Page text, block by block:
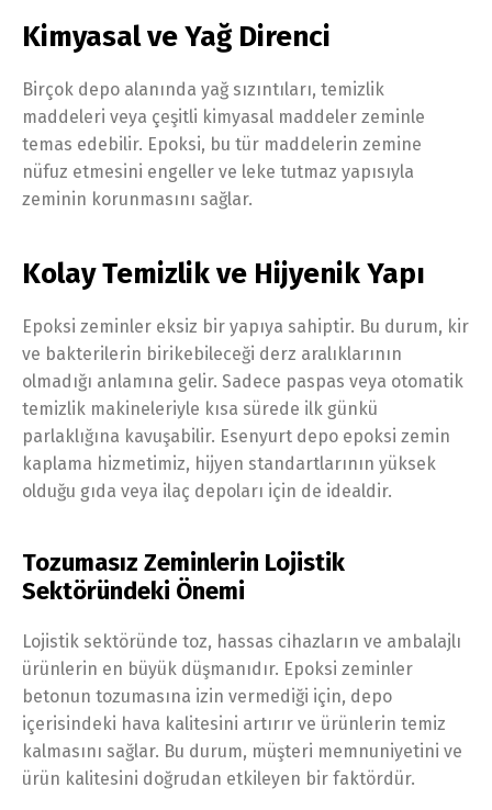
Kimyasal ve Yağ Direnci
Birçok depo alanında yağ sızıntıları, temizlik
maddeleri veya çeşitli kimyasal maddeler zeminle
temas edebilir. Epoksi, bu tür maddelerin zemine
nüfuz etmesini engeller ve leke tutmaz yapısıyla
zeminin korunmasını sağlar.
Kolay Temizlik ve Hijyenik Yapı
Epoksi zeminler eksiz bir yapıya sahiptir. Bu durum, kir
ve bakterilerin birikebileceği derz aralıklarının
olmadığı anlamına gelir. Sadece paspas veya otomatik
temizlik makineleriyle kısa sürede ilk günkü
parlaklığına kavuşabilir. Esenyurt depo epoksi zemin
kaplama hizmetimiz, hijyen standartlarının yüksek
olduğu gıda veya ilaç depoları için de idealdir.
Tozumasız Zeminlerin Lojistik
Sektöründeki Önemi
Lojistik sektöründe toz, hassas cihazların ve ambalajlı
ürünlerin en büyük düşmanıdır. Epoksi zeminler
betonun tozumasına izin vermediği için, depo
içerisindeki hava kalitesini artırır ve ürünlerin temiz
kalmasını sağlar. Bu durum, müşteri memnuniyetini ve
ürün kalitesini doğrudan etkileyen bir faktördür.